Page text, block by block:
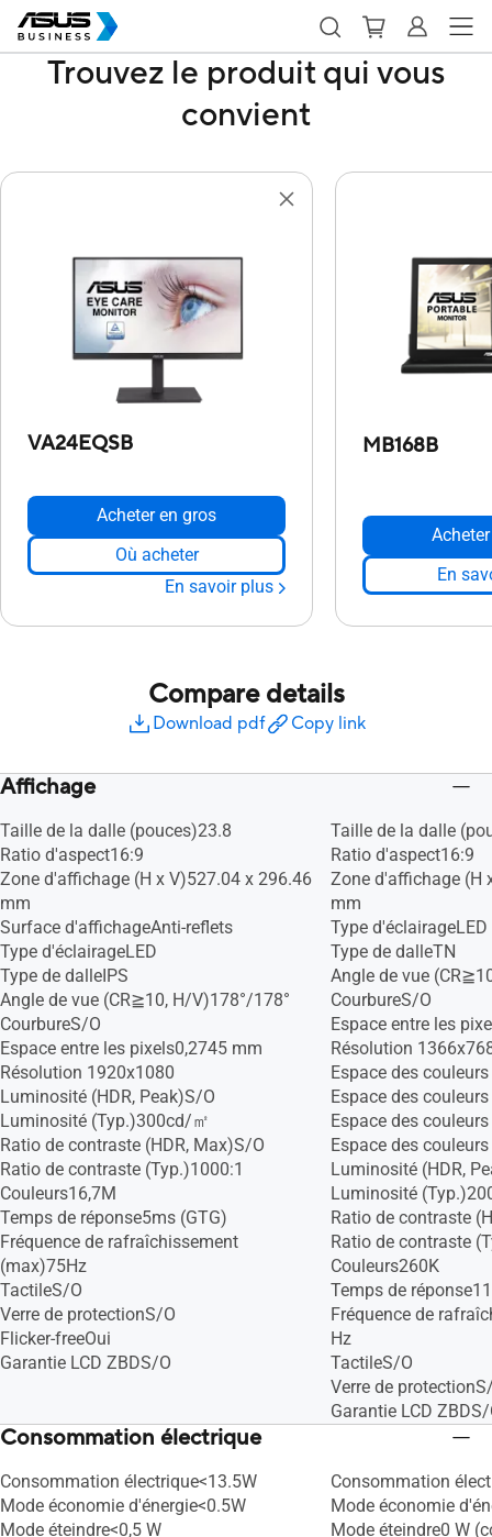
Trouvez le produit qui vous
convient
VA24EQSB
Acheter en gros
Où acheter
En savoir plus
MB168B
En
Compare details
Download pdf Copy link
Affichage
Taille de la dalle (pouces)23.8
Ratio d'aspect16:9
Zone d'affichage (H x V)527.04 x 296.46
mm
Surface d'affichageAnti-reflets
Type d'éclairageLED
Type de dalleIPS
Angle de vue (CR≧10, H/V)178°/178°
CourbureS/O
Espace entre les pixels0,2745 mm
Résolution 1920x1080
Luminosité (HDR, Peak)S/O
Luminosité (Typ.)300cd/㎡
Ratio de contraste (HDR, Max)S/O
Ratio de contraste (Typ.)1000:1
Couleurs16,7M
Temps de réponse5ms (GTG)
Fréquence de rafraîchissement
(max)75Hz
TactileS/O
Verre de protectionS/O
Flicker-freeOui
Garantie LCD ZBDS/O
Taille de la dalle
Ratio d'aspect16:9
Zone d'affichage (H
mm
Type d'éclairageLED
Type de dalleTN
Angle de vue
CourbureS/O
Espace entre les
Résolution
Espace des
Espace des
Espace des
Espace des
Luminosité (HDR,
Luminosité
Ratio de contraste
Ratio de contraste
Couleurs260K
Temps de
Fréquence de
Hz
TactileS/O
Verre de
Garantie LCD
Consommation électrique
Consommation électrique<13.5W
Mode économie d'énergie<0.5W
Mode éteindre<0,5 W
Consommation
Mode économie
Mode éteindre0 W